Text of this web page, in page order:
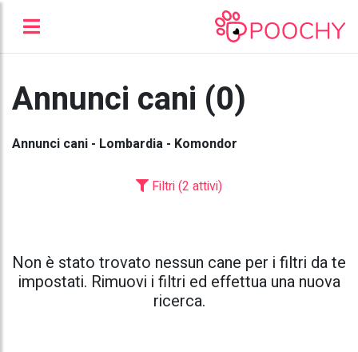
Annunci cani (0)
Annunci cani - Lombardia - Komondor
Filtri (2 attivi)
Non è stato trovato nessun cane per i filtri da te
impostati. Rimuovi i filtri ed effettua una nuova
ricerca.